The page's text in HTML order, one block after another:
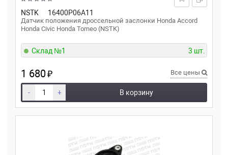
NSTK 16400P06A11
Датчик положения дроссельной заслонки Honda Accord
Honda Civic Honda Torneo (NSTK)
Склад №1 3 шт.
1 680₽ Все цены
- + В корзину